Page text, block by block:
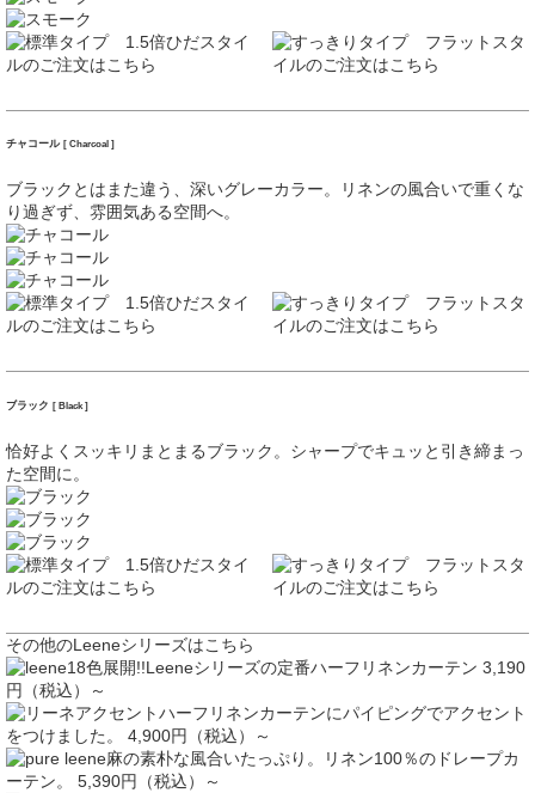
チャコール [ Charcoal ]
ブラックとはまた違う、深いグレーカラー。リネンの風合いで重くな
り過ぎず、雰囲気ある空間へ。
ブラック [ Black ]
恰好よくスッキリまとまるブラック。シャープでキュッと引き締まっ
た空間に。
その他のLeeneシリーズはこちら
18色展開!!Leeneシリーズの定番ハーフリネンカーテン 3,190
円（税込）～
ハーフリネンカーテンにパイピングでアクセント
をつけました。 4,900円（税込）～
麻の素朴な風合いたっぷり。リネン100％のドレープカ
ーテン。 5,390円（税込）～